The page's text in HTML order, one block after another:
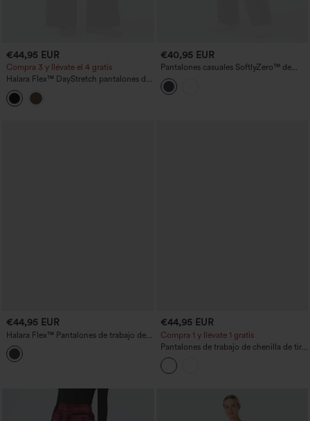
€44,95 EUR
Compra 3 y llévate el 4 gratis
Halara Flex™ DayStretch pantalones de
trabajo de cintura alta y pierna ancha
con bolsillos
€40,95 EUR
Pantalones casuales SoftlyZero™ de
felpa térmica, talle alto, pierna recta, con
bolsillos con cremallera
€44,95 EUR
Halara Flex™ Pantalones de trabajo de
corte slim en Ponte Roma, resistentes al
desgaste, de cintura media, con bolsillos
€44,95 EUR
Compra 1 y llévate 1 gratis
Pantalones de trabajo de chenilla de tiro
medio, pernera recta, con bolsillos.